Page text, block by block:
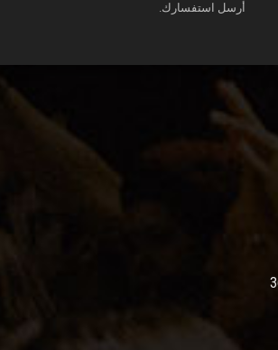
أرسل استفسارك.